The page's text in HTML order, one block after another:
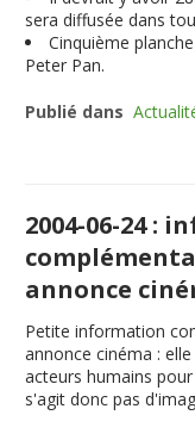
sera diffusée dans
Cinquième
Peter Pan.
Publié dans
2004-06-24 :
annonce
Petite information
annonce cinéma :
acteurs humains
s'agit donc pas